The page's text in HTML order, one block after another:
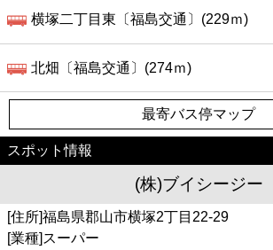
横塚二丁目東〔福島交通〕(229ｍ)
北畑〔福島交通〕(274ｍ)
最寄バス停マップ
スポット情報
(株)ブイシージー
[住所]福島県郡山市横塚2丁目22-29
[業種]スーパー